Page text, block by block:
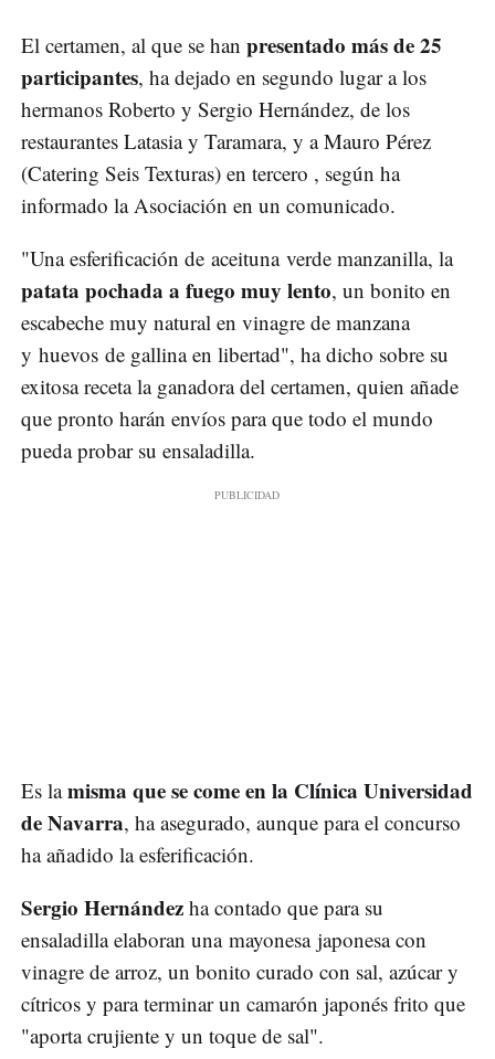
El certamen, al que se han presentado más de 25
participantes, ha dejado en segundo lugar a los
hermanos Roberto y Sergio Hernández, de los
restaurantes Latasia y Taramara, y a Mauro Pérez
(Catering Seis Texturas) en tercero , según ha
informado la Asociación en un comunicado.
"Una esferificación de aceituna verde manzanilla, la
patata pochada a fuego muy lento, un bonito en
escabeche muy natural en vinagre de manzana
y huevos de gallina en libertad", ha dicho sobre su
exitosa receta la ganadora del certamen, quien añade
que pronto harán envíos para que todo el mundo
pueda probar su ensaladilla.
Es lamisma que se come en la Clínica Universidad
de Navarra, ha asegurado, aunque para el concurso
ha añadido la esferificación.
Sergio Hernández ha contado que para su
ensaladilla elaboran una mayonesa japonesa con
vinagre de arroz, un bonito curado con sal, azúcar y
cítricos y para terminar un camarón japonés frito que
"aporta crujiente y un toque de sal".